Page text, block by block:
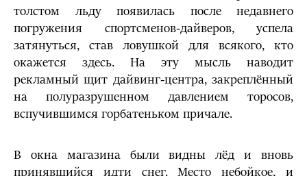
толстом льду появилась после недавнего
погружения спортсменов-дайверов, успела
затянуться, став ловушкой для всякого, кто
окажется здесь. На эту мысль наводит
рекламный щит дайвинг-центра, закреплённый
на полуразрушенном давлением торосов,
вспучившимся горбатеньком причале.
В окна магазина были видны лёд и вновь
принявшийся идти снег. Место небойкое, и